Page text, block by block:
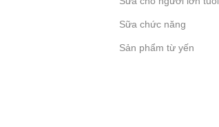
Sữa chức năng
Sản phẩm từ yến